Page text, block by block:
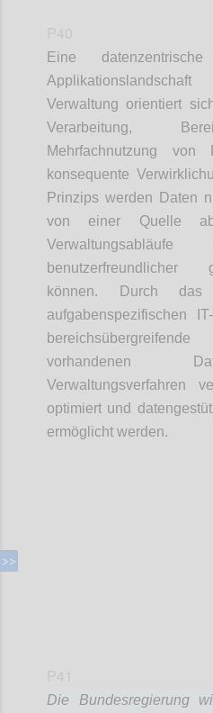
Eine
Verwaltung orientiert
Verarbeitung,
Mehrfachnutzung
konsequente
Prinzips werden Daten
von einer Quelle
benutzerfreundlicher
können. Durch das
aufgabenspezifischen
vorhandenen
Verwaltungsverfahren
optimiert und
ermöglicht werden.
Die Bundesregierung